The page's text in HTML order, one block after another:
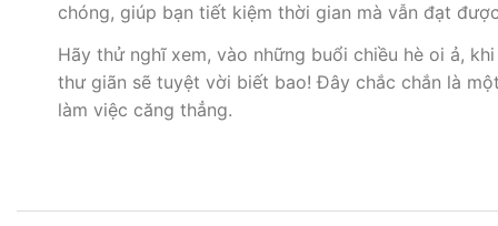
chóng, giúp bạn tiết kiệm thời gian mà vẫn đạt
Hãy thử nghĩ xem, vào những buổi chiều hè oi ả,
thư giãn sẽ tuyệt vời biết bao! Đây chắc chắn là
làm việc căng thẳng.